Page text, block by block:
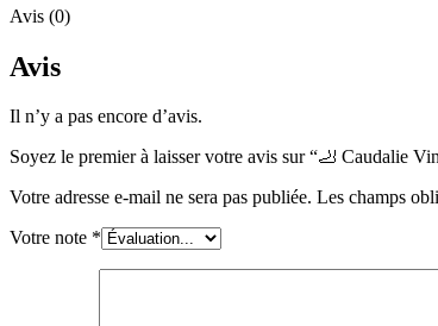
Avis (0)
Avis
Il n’y a pas encore d’avis.
Soyez le premier à laisser votre avis sur “🦶 Caudalie
Votre adresse e-mail ne sera pas publiée. Les champs
Votre note *